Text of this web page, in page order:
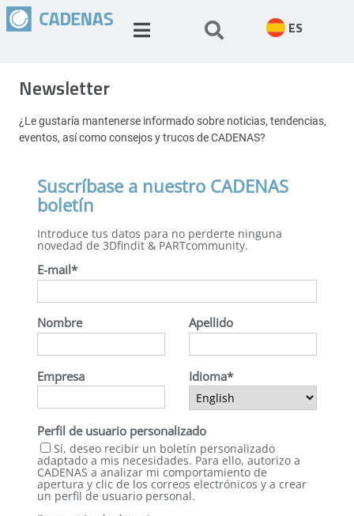
ES
Newsletter
¿Le gustaría mantenerse informado sobre noticias, tendencias,
eventos, así como consejos y trucos de CADENAS?